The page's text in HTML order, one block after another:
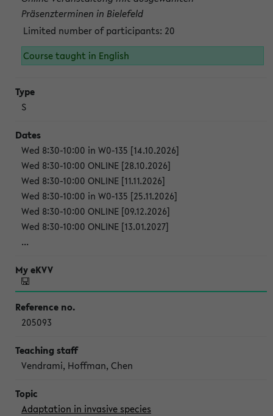
Präsenzterminen in Bielefeld
Limited number of participants: 20
Course taught in English
S
Wed 8:30-10:00 in W0-135 [14.10.2026]
Wed 8:30-10:00 ONLINE [28.10.2026]
Wed 8:30-10:00 ONLINE [11.11.2026]
Wed 8:30-10:00 in W0-135 [25.11.2026]
Wed 8:30-10:00 ONLINE [09.12.2026]
Wed 8:30-10:00 ONLINE [13.01.2027]
...
205093
Vendrami, Hoffman, Chen
Adaptation in invasive species